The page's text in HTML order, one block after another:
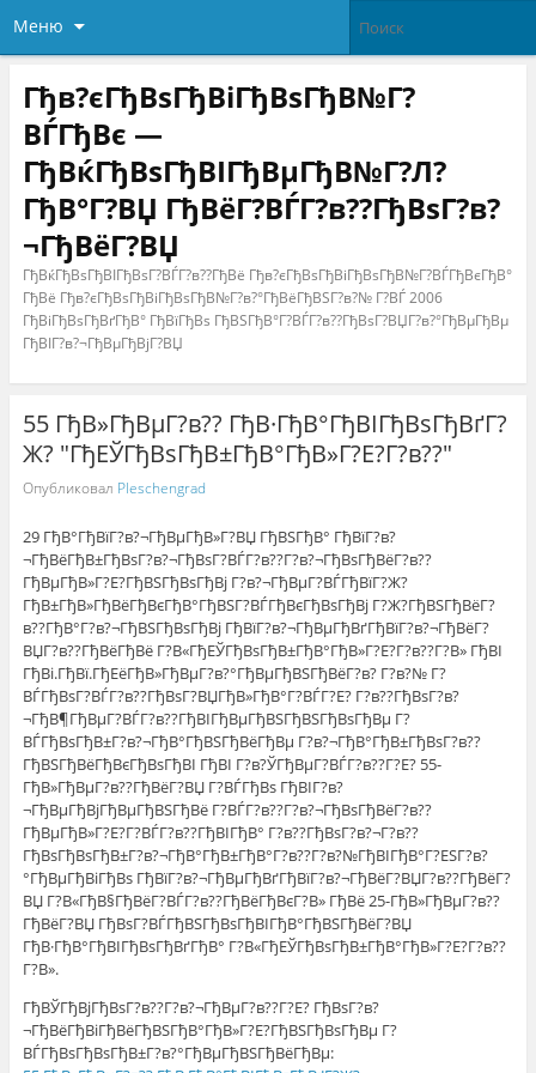
Меню
Гђв?єГђВѕГђВіГђВѕГђВ№Г?
ВЃГђВє —
ГђВќГђВѕГђВІГђВµГђВ№Г?Л?
ГђВ°Г?ВЏ ГђВёГ?ВЃГ?в??ГђВѕГ?в?
¬ГђВёГ?ВЏ
ГђВќГђВѕГђВІГђВѕГ?ВЃГ?в??ГђВё Гђв?єГђВѕГђВіГђВѕГђВ№Г?ВЃГђВєГђВ°
ГђВё Гђв?єГђВѕГђВіГђВѕГђВ№Г?в?°ГђВёГђВЅГ?в?№ Г?ВЃ 2006
ГђВіГђВѕГђВґГђВ° ГђВїГђВѕ ГђВЅГђВ°Г?ВЃГ?в??ГђВѕГ?ВЏГ?в?°ГђВµГђВµ
ГђВІГ?в?¬ГђВµГђВјГ?ВЏ
55 ГђВ»ГђВµГ?в?? ГђВ·ГђВ°ГђВІГђВѕГђВґГ?
Ж? "ГђЕЎГђВѕГђВ±ГђВ°ГђВ»Г?Е?Г?в??"
Опубликовал Pleschengrad
29 ГђВ°ГђВїГ?в?¬ГђВµГђВ»Г?ВЏ ГђВЅГђВ° ГђВїГ?в?
¬ГђВёГђВ±ГђВѕГ?в?¬ГђВѕГ?ВЃГ?в??Г?в?¬ГђВѕГђВёГ?в??
ГђВµГђВ»Г?Е?ГђВЅГђВѕГђВј Г?в?¬ГђВµГ?ВЃГђВїГ?Ж?
ГђВ±ГђВ»ГђВёГђВєГђВ°ГђВЅГ?ВЃГђВєГђВѕГђВј Г?Ж?ГђВЅГђВёГ?
в??ГђВ°Г?в?¬ГђВЅГђВѕГђВј ГђВїГ?в?¬ГђВµГђВґГђВїГ?в?¬ГђВёГ?
ВЏГ?в??ГђВёГђВё Г?В«ГђЕЎГђВѕГђВ±ГђВ°ГђВ»Г?Е?Г?в??Г?В» ГђВІ
ГђВі.ГђВї.ГђЕёГђВ»ГђВµГ?в?°ГђВµГђВЅГђВёГ?в? Г?в?№ Г?
ВЃГђВѕГ?ВЃГ?в??ГђВѕГ?ВЏГђВ»ГђВ°Г?ВЃГ?Е? Г?в??ГђВѕГ?в?
¬ГђВ¶ГђВµГ?ВЃГ?в??ГђВІГђВµГђВЅГђВЅГђВѕГђВµ Г?
ВЃГђВѕГђВ±Г?в?¬ГђВ°ГђВЅГђВёГђВµ Г?в?¬ГђВ°ГђВ±ГђВѕГ?в??
ГђВЅГђВёГђВєГђВѕГђВІ ГђВІ Г?в?ЎГђВµГ?ВЃГ?в??Г?Е? 55-
ГђВ»ГђВµГ?в??ГђВёГ?ВЏ Г?ВЃГђВѕ ГђВІГ?в?
¬ГђВµГђВјГђВµГђВЅГђВё Г?ВЃГ?в??Г?в?¬ГђВѕГђВёГ?в??
ГђВµГђВ»Г?Е?Г?ВЃГ?в??ГђВІГђВ° Г?в??ГђВѕГ?в?¬Г?в??
ГђВѕГђВѕГђВ±Г?в?¬ГђВ°ГђВ±ГђВ°Г?в??Г?в?№ГђВІГђВ°Г?ЕЅГ?в?
°ГђВµГђВіГђВѕ ГђВїГ?в?¬ГђВµГђВґГђВїГ?в?¬ГђВёГ?ВЏГ?в??ГђВёГ?
ВЏ Г?В«ГђВ§ГђВёГ?ВЃГ?в??ГђВёГђВєГ?В» ГђВё 25-ГђВ»ГђВµГ?в??
ГђВёГ?ВЏ ГђВѕГ?ВЃГђВЅГђВѕГђВІГђВ°ГђВЅГђВёГ?ВЏ
ГђВ·ГђВ°ГђВІГђВѕГђВґГђВ° Г?В«ГђЕЎГђВѕГђВ±ГђВ°ГђВ»Г?Е?Г?в??
Г?В».
ГђВЎГђВјГђВѕГ?в??Г?в?¬ГђВµГ?в??Г?Е? ГђВѕГ?в?
¬ГђВёГђВіГђВёГђВЅГђВ°ГђВ»Г?Е?ГђВЅГђВѕГђВµ Г?
ВЃГђВѕГђВѕГђВ±Г?в?°ГђВµГђВЅГђВёГђВµ: